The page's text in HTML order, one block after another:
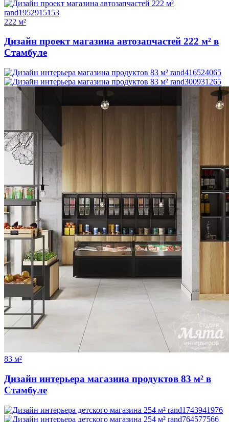
222 м²
Дизайн проект магазина автозапчастей 222 м² в
Стамбуле
83 м²
Дизайн интерьера магазина продуктов 83 м² в
Стамбуле